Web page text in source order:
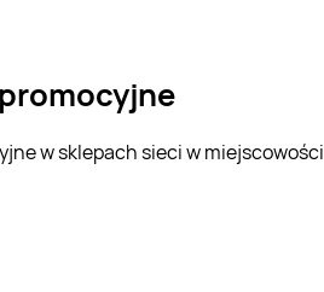
w sklepach sieci w miejscowości